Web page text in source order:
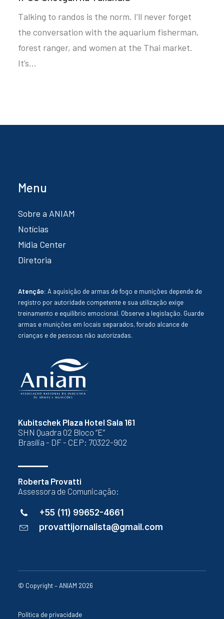
Talking to randos is the norm. I’ll never forget
the conversation with the aquarium fisherman,
forest ranger, and women at the Thai market.
It’s…
Kubitschek Plaza Hotel Sala 161
SHN Quadra 02 Bloco “E”
Brasília - DF - CEP: 70322-902
Roberta Provatti
Assessora de Comunicação:
+55 (11) 99652-4661
provattijornalista@gmail.com
Menu
Sobre a ANIAM
Notícias
Mídia Center
Diretoria
Atenção: A aquisição de armas de fogo e munições depende de
registro por autoridade competente e sua utilização exige
treinamento e equilíbrio emocional. Observe a legislação. Guarde
armas e munições em locais separados, forado alcance de
crianças e de pessoas não autorizadas.
© Copyright – ANIAM 2026
Política de privacidade